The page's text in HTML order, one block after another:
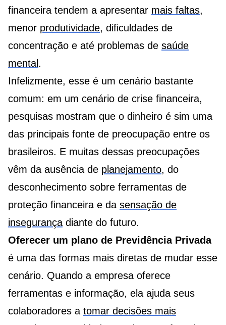
financeira tendem a apresentar mais faltas,
menor produtividade, dificuldades de
concentração e até problemas de saúde
mental.
Infelizmente, esse é um cenário bastante
comum: em um cenário de crise financeira,
pesquisas mostram que o dinheiro é sim uma
das principais fonte de preocupação entre os
brasileiros. E muitas dessas preocupações
vêm da ausência de planejamento, do
desconhecimento sobre ferramentas de
proteção financeira e da sensação de
insegurançadiante do futuro.
Oferecer um plano de Previdência Privada
é uma das formas mais diretas de mudar esse
cenário. Quando a empresa oferece
ferramentas e informação, ela ajuda seus
colaboradores a tomar decisões mais